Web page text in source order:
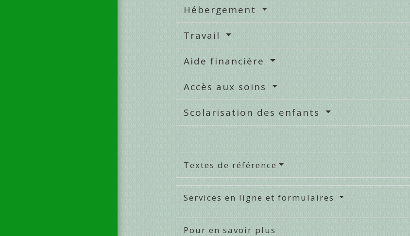
Hébergement
Travail
Aide financière
Accès aux soins
Scolarisation des enfants
Textes de référence
Services en ligne et formulaires
Pour en savoir plus